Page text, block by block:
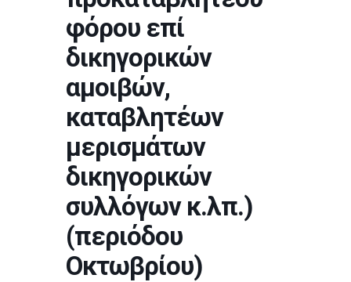
φόρου επί
δικηγορικών
αμοιβών,
καταβλητέων
μερισμάτων
δικηγορικών
συλλόγων κ.λπ.)
(περιόδου
Οκτωβρίου)